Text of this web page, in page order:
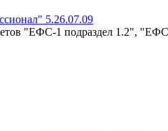
5.26.07.09
"ЕФС-1 подраздел 1.2",